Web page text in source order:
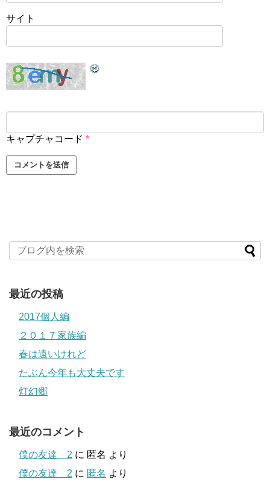
サイト
キャプチャコード *
最近の投稿
2017個人編
２０１７家族編
春は遠いけれど
たぶん今年も大丈夫です
灯幻郷
最近のコメント
僕の友達 2 に 匿名 より
僕の友達 2 に 匿名 より